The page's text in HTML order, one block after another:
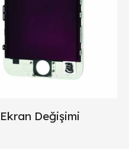
Değişimi